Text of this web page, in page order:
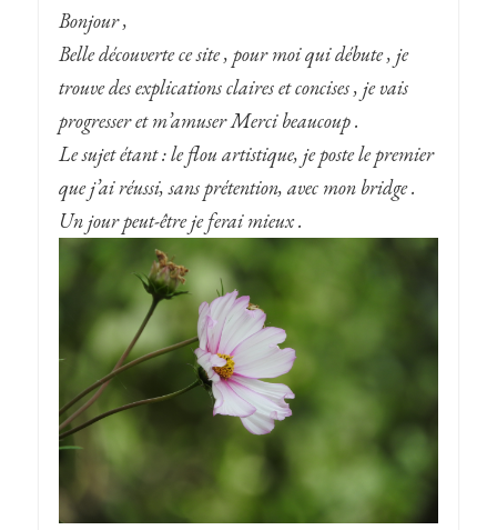
Bonjour ,
Belle découverte ce site , pour moi qui débute , je
trouve des explications claires et concises , je vais
progresser et m’amuser Merci beaucoup .
Le sujet étant : le flou artistique, je poste le premier
que j’ai réussi, sans prétention, avec mon bridge .
Un jour peut-être je ferai mieux .